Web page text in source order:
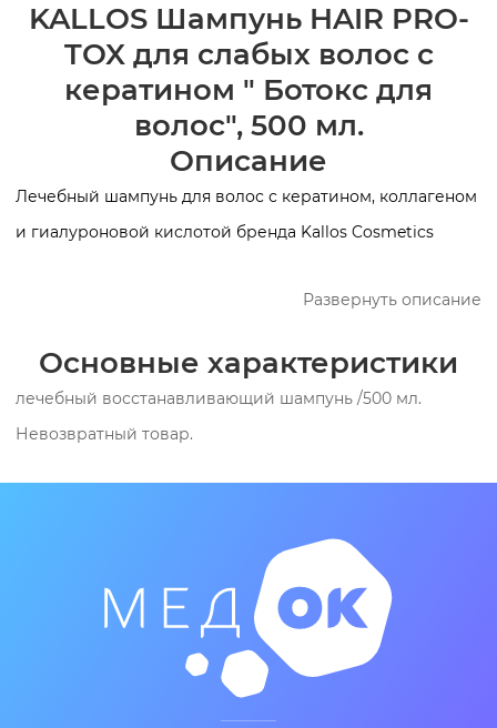
KALLOS Шампунь HAIR PRO-
TOX для слабых волос с
кератином " Ботокс для
волос", 500 мл.
Описание
Лечебный шампунь для волос с кератином, коллагеном
и гиалуроновой кислотой бренда Kallos Cosmetics
Развернуть описание
Основные характеристики
лечебный восстанавливающий шампунь /500 мл.
Невозвратный товар.